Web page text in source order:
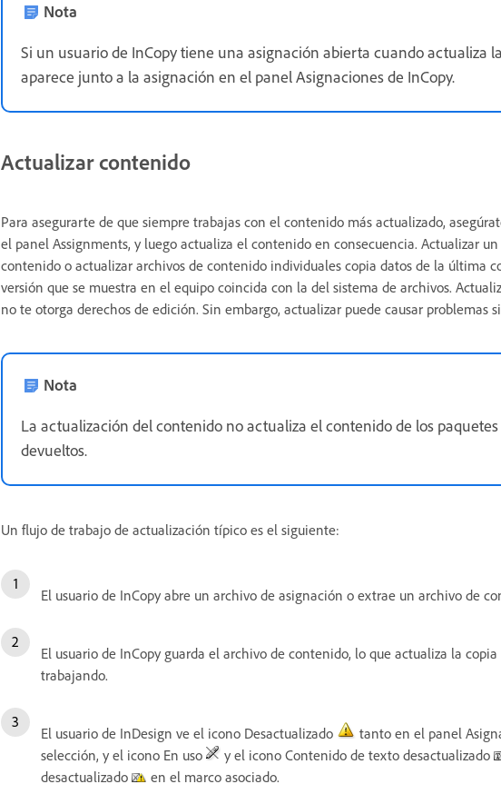
Nota
Si un usuario de InCopy tiene una asignación abierta cuando actualiza
aparece junto a la asignación en el panel Asignaciones de InCopy.
Actualizar contenido
Para asegurarte de que siempre trabajas con el contenido más actualizado,
el panel Assignments, y luego actualiza el contenido en consecuencia. Actualizar
contenido o actualizar archivos de contenido individuales copia datos de la última
versión que se muestra en el equipo coincida con la del sistema de archivos.
no te otorga derechos de edición. Sin embargo, actualizar puede causar problemas
Nota
La actualización del contenido no actualiza el contenido de los
devueltos.
Un flujo de trabajo de actualización típico es el siguiente:
El usuario de InCopy abre un archivo de asignación o extrae un archivo de
El usuario de InCopy guarda el archivo de contenido, lo que actualiza la
trabajando.
El usuario de InDesign ve el icono Desactualizado
tanto en el panel
selección, y el icono En uso
y el icono Contenido de texto desactualizado
desactualizado
en el marco asociado.